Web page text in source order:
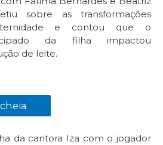
sobre as transformações
e contou que o
da filha impactou
de leite.
da cantora Iza com o jogador